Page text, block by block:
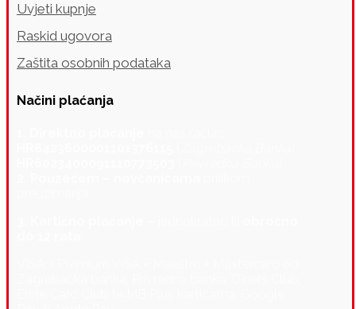
Uvjeti kupnje
Raskid ugovora
Zaštita osobnih podataka
Načini plaćanja